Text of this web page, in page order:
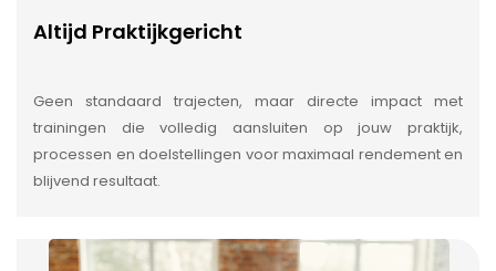
Altijd Praktijkgericht
Geen standaard trajecten, maar directe impact met
trainingen die volledig aansluiten op jouw praktijk,
processen en doelstellingen voor maximaal rendement en
blijvend resultaat.